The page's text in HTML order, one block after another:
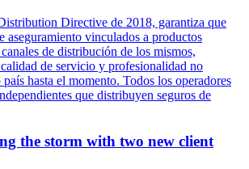
Directive de 2018, garantiza que
aseguramiento vinculados a productos
de distribución de los mismos,
de servicio y profesionalidad no
hasta el momento. Todos los operadores
que distribuyen seguros de
the storm with two new client